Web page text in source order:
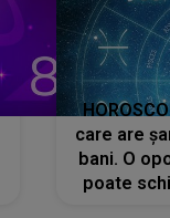
care are
bani. O
poate